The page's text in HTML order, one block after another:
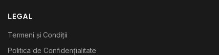
LEGAL
Termeni și Condiții
Politica de Confidențialitate